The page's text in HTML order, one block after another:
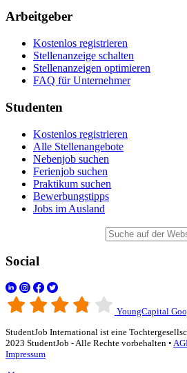
Arbeitgeber
Kostenlos registrieren
Stellenanzeige schalten
Stellenanzeigen optimieren
FAQ für Unternehmer
Studenten
Kostenlos registrieren
Alle Stellenangebote
Nebenjob suchen
Ferienjob suchen
Praktikum suchen
Bewerbungstipps
Jobs im Ausland
Social
YoungCapital
StudentJob International ist eine
2023 StudentJob - Alle Rechte vorbehalten •
Impressum